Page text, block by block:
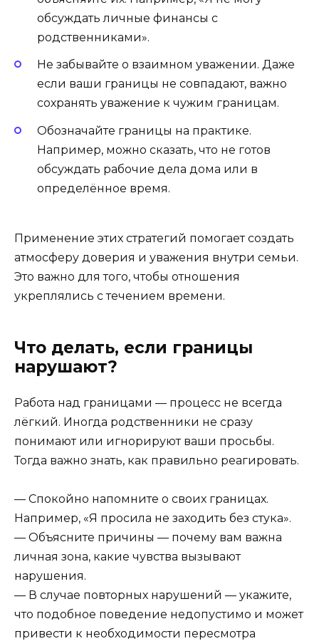
обсуждать личные финансы с
родственниками».
Не забывайте о взаимном уважении. Даже
если ваши границы не совпадают, важно
сохранять уважение к чужим границам.
Обозначайте границы на практике.
Например, можно сказать, что не готов
обсуждать рабочие дела дома или в
определённое время.
Применение этих стратегий помогает создать
атмосферу доверия и уважения внутри семьи.
Это важно для того, чтобы отношения
укреплялись с течением времени.
Что делать, если границы
нарушают?
Работа над границами — процесс не всегда
лёгкий. Иногда родственники не сразу
понимают или игнорируют ваши просьбы.
Тогда важно знать, как правильно реагировать.
— Спокойно напомните о своих границах.
Например, «Я просила не заходить без стука».
— Объясните причины — почему вам важна
личная зона, какие чувства вызывают
нарушения.
— В случае повторных нарушений — укажите,
что подобное поведение недопустимо и может
привести к необходимости пересмотра